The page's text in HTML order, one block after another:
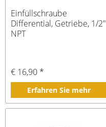
Einfüllschraube
Differential, Getriebe, 1/2"
NPT
€ 16,90 *
Erfahren Sie mehr